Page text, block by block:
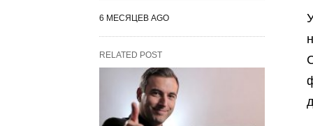
6 МЕСЯЦЕВ AGO
RELATED POST